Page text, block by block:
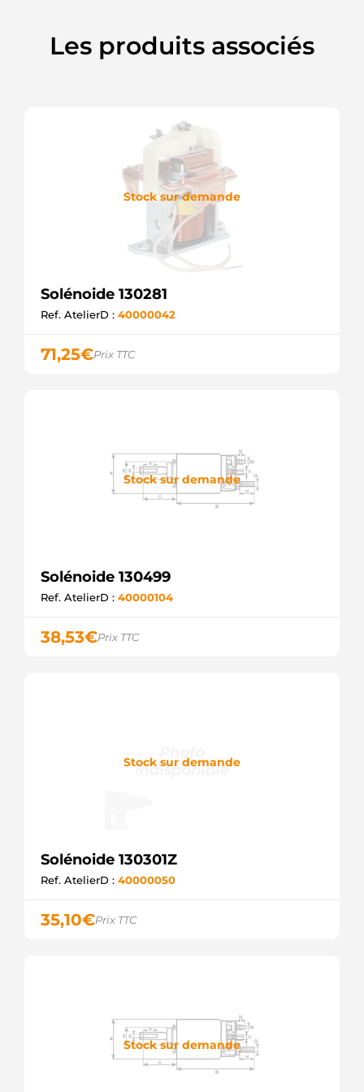
Les produits associés
Stock sur demande
Solénoide 130281
Ref. AtelierD : 40000042
71,25€Prix TTC
Stock sur demande
Solénoide 130499
Ref. AtelierD : 40000104
38,53€Prix TTC
Stock sur demande
Solénoide 130301Z
Ref. AtelierD : 40000050
35,10€Prix TTC
Stock sur demande